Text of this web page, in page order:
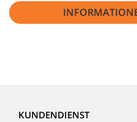
KUNDENDIENST